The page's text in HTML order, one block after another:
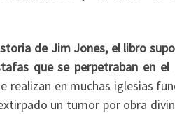
de Jim Jones, el libro
que se perpetraban en el
realizan en muchas iglesias
un tumor por obra